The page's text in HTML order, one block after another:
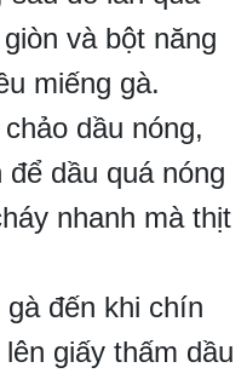
và bột năng
miếng gà.
dầu nóng,
dầu quá nóng
nhanh mà thịt
đến khi chín
giấy thấm dầu